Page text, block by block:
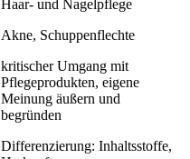
Haar- und Nagelpflege
Akne, Schuppenflechte
kritischer Umgang mit
Pflegeprodukten, eigene
Meinung äußern und
begründen
Differenzierung: Inhaltsstoffe,